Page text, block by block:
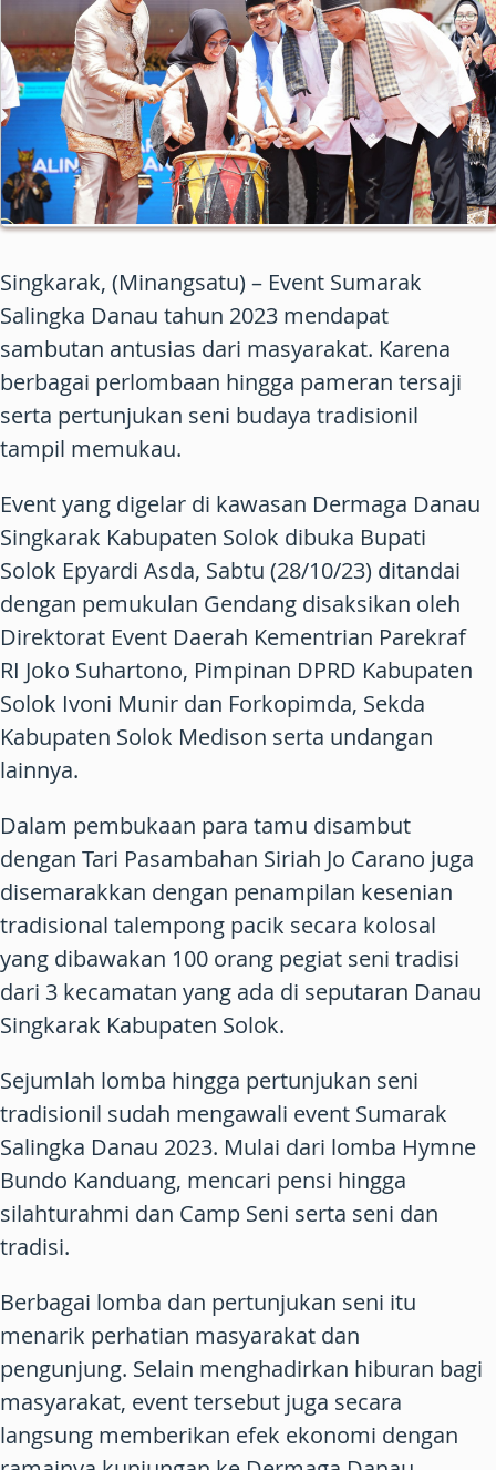
Singkarak, (Minangsatu) – Event Sumarak
Salingka Danau tahun 2023 mendapat
sambutan antusias dari masyarakat. Karena
berbagai perlombaan hingga pameran tersaji
serta pertunjukan seni budaya tradisionil
tampil memukau.
Event yang digelar di kawasan Dermaga Danau
Singkarak Kabupaten Solok dibuka Bupati
Solok Epyardi Asda, Sabtu (28/10/23) ditandai
dengan pemukulan Gendang disaksikan oleh
Direktorat Event Daerah Kementrian Parekraf
RI Joko Suhartono, Pimpinan DPRD Kabupaten
Solok Ivoni Munir dan Forkopimda, Sekda
Kabupaten Solok Medison serta undangan
lainnya.
Dalam pembukaan para tamu disambut
dengan Tari Pasambahan Siriah Jo Carano juga
disemarakkan dengan penampilan kesenian
tradisional talempong pacik secara kolosal
yang dibawakan 100 orang pegiat seni tradisi
dari 3 kecamatan yang ada di seputaran Danau
Singkarak Kabupaten Solok.
Sejumlah lomba hingga pertunjukan seni
tradisionil sudah mengawali event Sumarak
Salingka Danau 2023. Mulai dari lomba Hymne
Bundo Kanduang, mencari pensi hingga
silahturahmi dan Camp Seni serta seni dan
tradisi.
Berbagai lomba dan pertunjukan seni itu
menarik perhatian masyarakat dan
pengunjung. Selain menghadirkan hiburan bagi
masyarakat, event tersebut juga secara
langsung memberikan efek ekonomi dengan